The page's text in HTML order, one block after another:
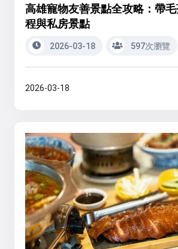
高雄寵物友善景點全攻略：帶
程與私房景點
2026-03-18 597次瀏覽
2026-03-18